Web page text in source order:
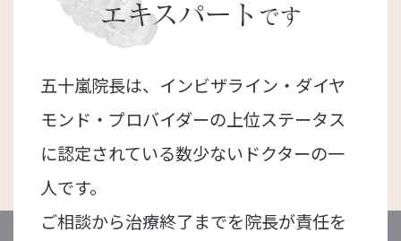
エキスパート です
五十嵐院長は、インビザライン・ダイヤ
モンド・プロバイダーの上位ステータス
に認定されている数少ないドクターの一
人です。
ご相談から治療終了までを院長が責任を